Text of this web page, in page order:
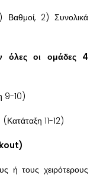
Βαθμοί, 2) Συνολικά
όλες οι ομάδες 4
9-10)
(Κατάταξη 11-12)
ή τους χειρότερους